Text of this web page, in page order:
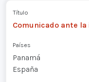
Título
Comunicado ante
Países
Panamá
España